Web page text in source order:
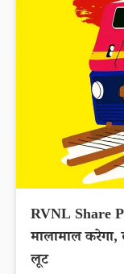
RVNL Share
मालामाल करेगा,
लूट